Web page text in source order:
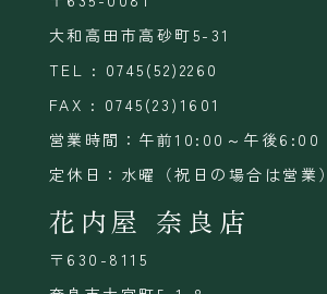
大和高田市高砂町5-31
TEL : 0745(52)2260
FAX : 0745(23)1601
営業時間：午前10:00～午後6:00
定休日：水曜（祝日の場合は営業）
花内屋 奈良店
〒630-8115